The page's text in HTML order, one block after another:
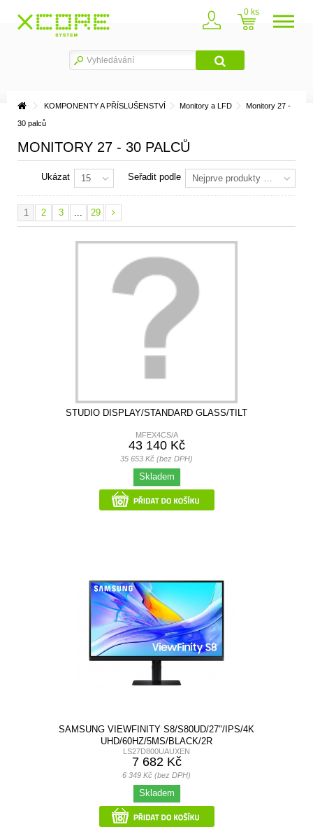
0
KOMPONENTY A PŘÍSLUŠENSTVÍ Monitory a LFD Monitory 27 -
30 palců
MONITORY 27 - 30 PALCŮ
Seřadit podle Nejprve produkty skladem
Ukázat 15
1 2 3 ... 29
STUDIO DISPLAY/STANDARD GLASS/TILT
MFEX4CS/A
43 140 Kč
35 653 Kč (bez DPH)
Skladem
SAMSUNG VIEWFINITY S8/S80UD/27"/IPS/4K
UHD/60HZ/5MS/BLACK/2R
LS27D800UAUXEN
7 682 Kč
6 349 Kč (bez DPH)
Skladem